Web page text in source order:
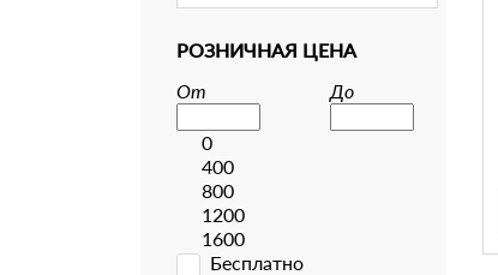
РОЗНИЧНАЯ ЦЕНА
От
До
0
400
800
1200
1600
Бесплатно